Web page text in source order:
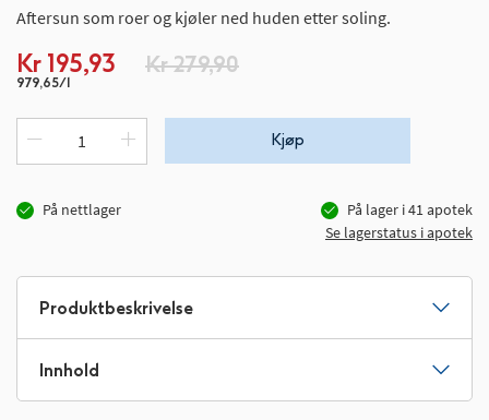
Aftersun som roer og kjøler ned huden etter soling.
Spesialpris
Kr 195,93 Kr 279,90
979,65/l
Kjøp
På nettlager På lager i41apotek
Se lagerstatus i apotek
bildegalleri
Produktbeskrivelse
Innhold